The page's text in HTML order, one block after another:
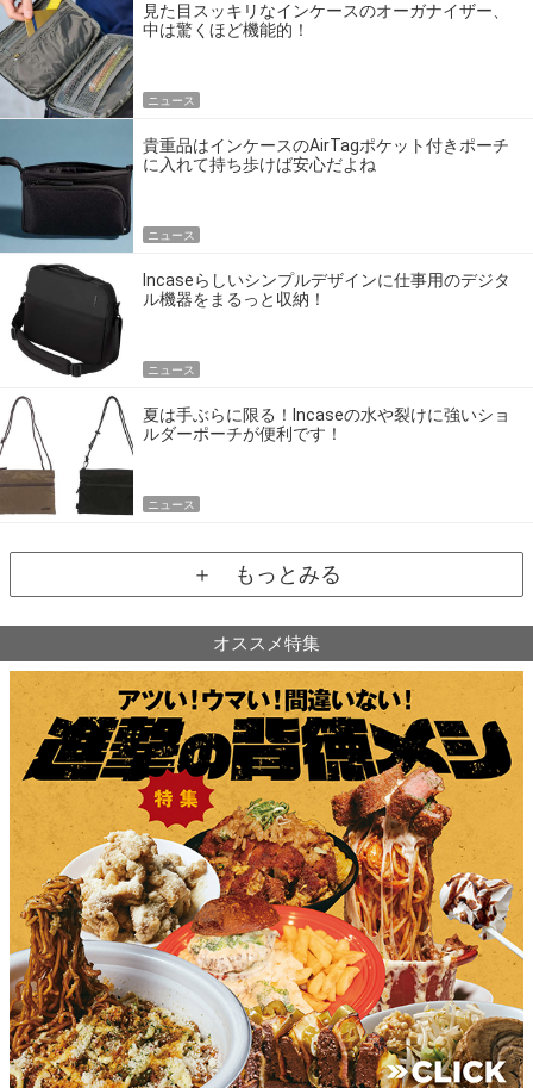
見た目スッキリなインケースのオーガナイザー、
中は驚くほど機能的！
ニュース
貴重品はインケースのAirTagポケット付きポーチ
に入れて持ち歩けば安心だよね
ニュース
Incaseらしいシンプルデザインに仕事用のデジタ
ル機器をまるっと収納！
ニュース
夏は手ぶらに限る！Incaseの水や裂けに強いショ
ルダーポーチが便利です！
ニュース
＋ もっとみる
オススメ特集